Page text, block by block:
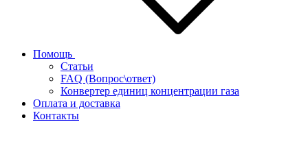
Помощь
Статьи
FAQ (Вопрос\ответ)
Конвертер единиц концентрации газа
Оплата и доставка
Контакты